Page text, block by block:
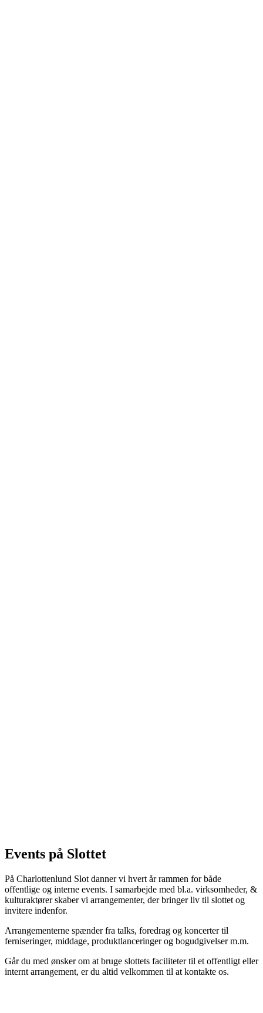
Events på Slottet
På Charlottenlund Slot danner vi hvert år rammen for både
offentlige og interne events. I samarbejde med bl.a. virksomheder, &
kulturaktører skaber vi arrangementer, der bringer liv til slottet og
invitere indenfor.
Arrangementerne spænder fra talks, foredrag og koncerter til
ferniseringer, middage, produktlanceringer og bogudgivelser m.m.
Går du med ønsker om at bruge slottets faciliteter til et offentligt eller
internt arrangement, er du altid velkommen til at kontakte os.